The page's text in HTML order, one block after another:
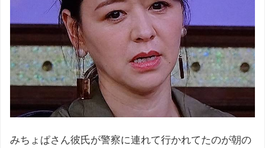
みちょぱさん彼氏が警察に連れて行かれてたのが朝の